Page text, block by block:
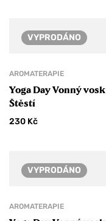
VYPRODÁNO
AROMATERAPIE
Yoga Day Vonný vosk
Štěstí
230 Kč
VYPRODÁNO
AROMATERAPIE